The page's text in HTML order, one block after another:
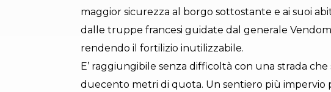
maggior sicurezza al borgo sottostante e ai suoi
dalle truppe francesi guidate dal generale
rendendo il fortilizio inutilizzabile.
E’ raggiungibile senza difficoltà con una strada
duecento metri di quota. Un sentiero più impervio